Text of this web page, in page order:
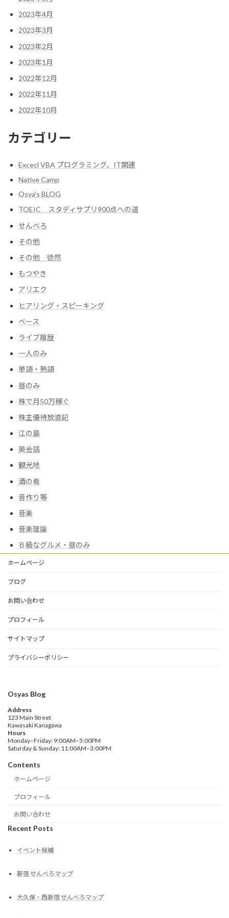
2023年4月
2023年3月
2023年2月
2023年1月
2022年12月
2022年11月
2022年10月
カテゴリー
Excecl VBA プログラミング、IT関連
Native Camp
Osya's BLOG
TOEIC スタディサプリ900点への道
せんべろ
その他
その他 徒然
もつやき
アリエク
ヒアリング・スピーキング
ベース
ライブ履歴
一人のみ
単語・熟語
昼のみ
株で月50万稼ぐ
株主優待放浪記
江の島
英会話
観光地
酒の肴
音作り等
音楽
音楽理論
Ｂ級なグルメ・昼のみ
ホームページ
ブログ
お問い合わせ
プロフィール
サイトマップ
プライバシーポリシー
Osyas Blog
Address
123 Main Street
Kawasaki Kanagawa
Hours
Monday–Friday: 9:00AM–5:00PM
Saturday & Sunday: 11:00AM–3:00PM
Contents
ホームページ
プロフィール
お問い合わせ
Recent Posts
イベント候補
新宿 せんべろマップ
大久保・西新宿 せんべろマップ